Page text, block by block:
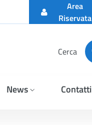
Area
Riservata
Cerca
News Contatti